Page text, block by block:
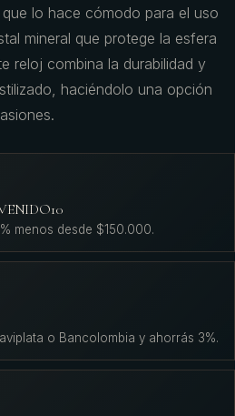
lo hace cómodo para el uso
mineral que protege la esfera
reloj combina la durabilidad y
haciéndolo una opción
menos desde $150.000.
o Bancolombia y ahorrás 3%.